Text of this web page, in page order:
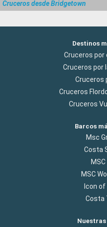
Cruceros desde Bridgetown
Destinos
Cruceros por
Cruceros por
Cruceros
Cruceros
Cruceros
Barcos
Msc
Costa
MSC
Icon
Costa